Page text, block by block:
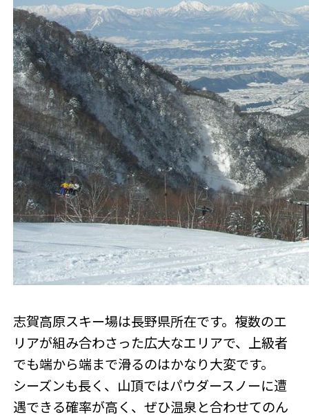
志賀高原スキー場は長野県所在です。複数のエ
リアが組み合わさった広大なエリアで、上級者
でも端から端まで滑るのはかなり大変です。
シーズンも長く、山頂ではパウダースノーに遭
遇できる確率が高く、ぜひ温泉と合わせてのん